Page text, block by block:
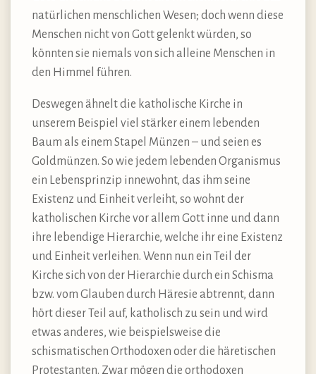
natürlichen menschlichen Wesen; doch wenn diese
Menschen nicht von Gott gelenkt würden, so
könnten sie niemals von sich alleine Menschen in
den Himmel führen.
Deswegen ähnelt die katholische Kirche in
unserem Beispiel viel stärker einem lebenden
Baum als einem Stapel Münzen – und seien es
Goldmünzen. So wie jedem lebenden Organismus
ein Lebensprinzip innewohnt, das ihm seine
Existenz und Einheit verleiht, so wohnt der
katholischen Kirche vor allem Gott inne und dann
ihre lebendige Hierarchie, welche ihr eine Existenz
und Einheit verleihen. Wenn nun ein Teil der
Kirche sich von der Hierarchie durch ein Schisma
bzw. vom Glauben durch Häresie abtrennt, dann
hört dieser Teil auf, katholisch zu sein und wird
etwas anderes, wie beispielsweise die
schismatischen Orthodoxen oder die häretischen
Protestanten. Zwar mögen die orthodoxen